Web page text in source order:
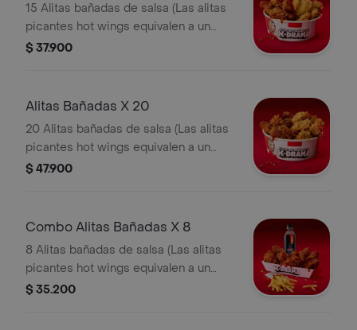
15 Alitas bañadas de salsa (Las alitas
picantes hot wings equivalen a un
trozo de ala)
$ 37.900
Alitas Bañadas X 20
20 Alitas bañadas de salsa (Las alitas
picantes hot wings equivalen a un
trozo de ala)
$ 47.900
Combo Alitas Bañadas X 8
8 Alitas bañadas de salsa (Las alitas
picantes hot wings equivalen a un
trozo de ala) + 1 Papa Pequeña + 1
$ 35.200